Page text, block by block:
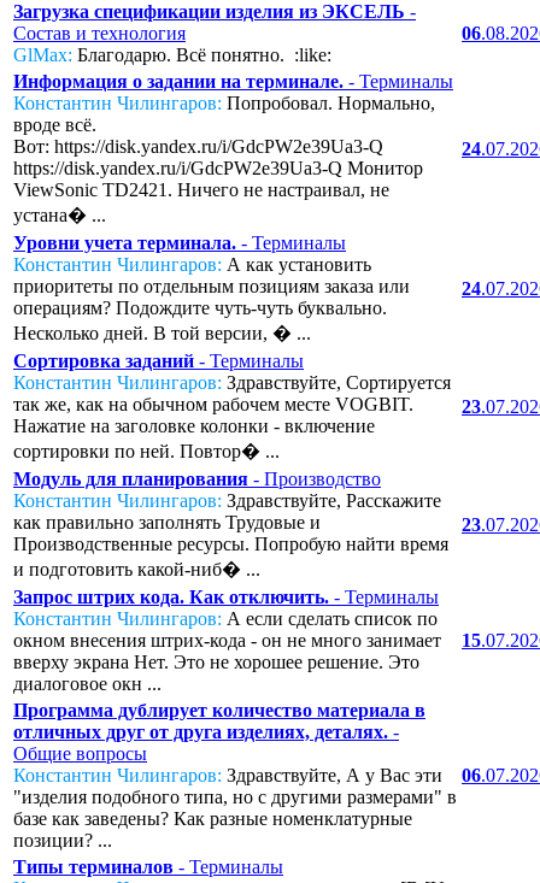
Загрузка спецификации изделия из ЭКСЕЛЬ -
Состав и технология
GlMax: Благодарю. Всё понятно. :like:
06
Информация о задании на терминале. - Терминалы
Константин Чилингаров: Попробовал. Нормально,
вроде всё.
Вот: https://disk.yandex.ru/i/GdcPW2e39Ua3-Q
https://disk.yandex.ru/i/GdcPW2e39Ua3-Q Монитор
ViewSonic TD2421. Ничего не настраивал, не
устана� ...
24
Уровни учета терминала. - Терминалы
Константин Чилингаров: А как установить
приоритеты по отдельным позициям заказа или
операциям? Подождите чуть-чуть буквально.
Несколько дней. В той версии, � ...
24
Сортировка заданий - Терминалы
Константин Чилингаров: Здравствуйте, Сортируется
так же, как на обычном рабочем месте VOGBIT.
Нажатие на заголовке колонки - включение
сортировки по ней. Повтор� ...
23
Модуль для планирования - Производство
Константин Чилингаров: Здравствуйте, Расскажите
как правильно заполнять Трудовые и
Производственные ресурсы. Попробую найти время
и подготовить какой-ниб� ...
23
Запрос штрих кода. Как отключить. - Терминалы
Константин Чилингаров: А если сделать список по
окном внесения штрих-кода - он не много занимает
вверху экрана Нет. Это не хорошее решение. Это
диалоговое окн ...
15
Программа дублирует количество материала в
отличных друг от друга изделиях, деталях. -
Общие вопросы
Константин Чилингаров: Здравствуйте, А у Вас эти
"изделия подобного типа, но с другими размерами" в
базе как заведены? Как разные номенклатурные
позиции? ...
06
Типы терминалов - Терминалы